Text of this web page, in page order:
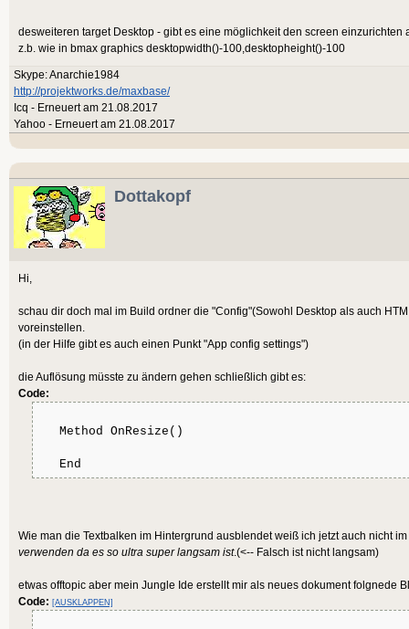
SetAlpha 0.5
DrawText "LOL", 10, 10
End
Field updateCount
Method OnCreate()
SetUpdateRate 60
Method OnRender()
Cls
DrawBild
End
End
New Game()
End
desweiteren target Desktop - gibt es eine möglichkeit den screen einzurichten
z.b. wie in bmax graphics desktopwidth()-100,desktopheight()-100
Skype: Anarchie1984
http://projektworks.de/maxbase/
Icq - Erneuert am 21.08.2017
Yahoo - Erneuert am 21.08.2017
Dottakopf
Hi,
schau dir doch mal im Build ordner die "Config"(Sowohl Desktop als auch
voreinstellen.
(in der Hilfe gibt es auch einen Punkt "App config settings")
die Auflösung müsste zu ändern gehen schließlich gibt es:
Code:
Method OnResize()
End
Wie man die Textbalken im Hintergrund ausblendet weiß ich jetzt auch nicht
verwenden da es so ultra super langsam ist.(<-- Falsch ist nicht langsam)
etwas offtopic aber mein Jungle Ide erstellt mir als neues dokument folgnede
Code: [AUSKLAPPEN]